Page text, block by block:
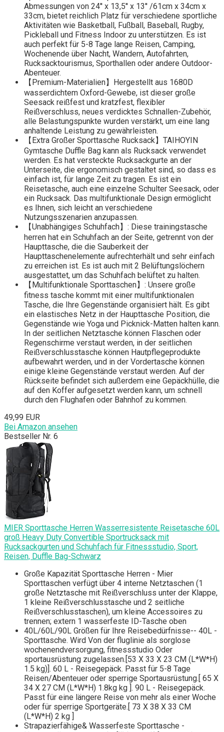
Abmessungen von 24'' x 13,5'' x 13'' /61cm x 34cm x
33cm, bietet reichlich Platz für verschiedene sportliche
Aktivitäten wie Basketball, Fußball, Baseball, Rugby,
Pickleball und Fitness Indoor zu unterstützen. Es ist
auch perfekt für 5-8 Tage lange Reisen, Camping,
Wochenende über Nacht, Wandern, Autofahrten,
Rucksacktourismus, Sporthallen oder andere Outdoor-
Abenteuer.
【Premium-Materialien】Hergestellt aus 1680D
wasserdichtem Oxford-Gewebe, ist dieser große
Seesack reißfest und kratzfest, flexibler
Reißverschluss, neues verdicktes Schnallen-Zubehör,
alle Belastungspunkte wurden verstärkt, um eine lang
anhaltende Leistung zu gewährleisten.
【Extra Großer Sporttasche Rucksack】TAIHOYIN
Gymtasche Duffle Bag kann als Rucksack verwendet
werden. Es hat versteckte Rucksackgurte an der
Unterseite, die ergonomisch gestaltet sind, so dass es
einfach ist, für lange Zeit zu tragen. Es ist ein
Reisetasche, auch eine einzelne Schulter Seesack, oder
ein Rucksack. Das multifunktionale Design ermöglicht
es Ihnen, sich leicht an verschiedene
Nutzungsszenarien anzupassen.
【Unabhängiges Schuhfach】: Diese trainingstasche
herren hat ein Schuhfach an der Seite, getrennt von der
Haupttasche, die die Sauberkeit der
Haupttaschenelemente aufrechterhält und sehr einfach
zu erreichen ist. Es ist auch mit 2 Belüftungslöchern
ausgestattet, um das Schuhfach belüftet zu halten.
【Multifunktionale Sporttaschen】: Unsere große
fitness tasche kommt mit einer multifunktionalen
Tasche, die Ihre Gegenstände organisiert hält. Es gibt
ein elastisches Netz in der Haupttasche Position, die
Gegenstände wie Yoga und Picknick-Matten halten kann.
In der seitlichen Netztasche können Flaschen oder
Regenschirme verstaut werden, in der seitlichen
Reißverschlusstasche können Hautpflegeprodukte
aufbewahrt werden, und in der Vordertasche können
einige kleine Gegenstände verstaut werden. Auf der
Rückseite befindet sich außerdem eine Gepäckhülle, die
auf den Koffer aufgesetzt werden kann, um schnell
durch den Flughafen oder Bahnhof zu kommen.
49,99 EUR
Bei Amazon ansehen
Bestseller Nr. 6
MIER Sporttasche Herren Wasserresistente Reisetasche 60L
groß Heavy Duty Convertible Sportrucksack mit
Rucksackgurten und Schuhfach für Fitnessstudio, Sport,
Reisen, Duffle Bag-Schwarz
Große Kapazität Sporttasche Herren - Mier
Sporttaschen verfügt über 4 interne Netztaschen (1
große Netztasche mit Reißverschluss unter der Klappe,
1 kleine Reißverschlusstasche und 2 seitliche
Reißverschlusstaschen), um kleine Accessoires zu
trennen; extern 1 wasserfeste ID-Tasche oben
40L/60L/90L Größen für Ihre Reisebedürfnisse-- 40L -
Sporttasche. Wird Von der fluglinie als sorglose
wochenendversorgung, fitnessstudio Oder
sportausrüstung zugelassen.[53 X 33 X 23 CM (L*W*H)
1.5 kg)]. 60 L - Reisegepäck. Passt für 5-8 Tage
Reisen/Abenteuer oder sperrige Sportausrüstung.[ 65 X
34 X 27 CM (L*W*H) 1.8kg kg ]. 90 L - Reisegepäck.
Passt für eine längere Reise von mehr als einer Woche
oder für sperrige Sportgeräte.[ 73 X 38 X 33 CM
(L*W*H) 2 kg ]
Strapazierfähige& Wasserfeste Sporttasche -